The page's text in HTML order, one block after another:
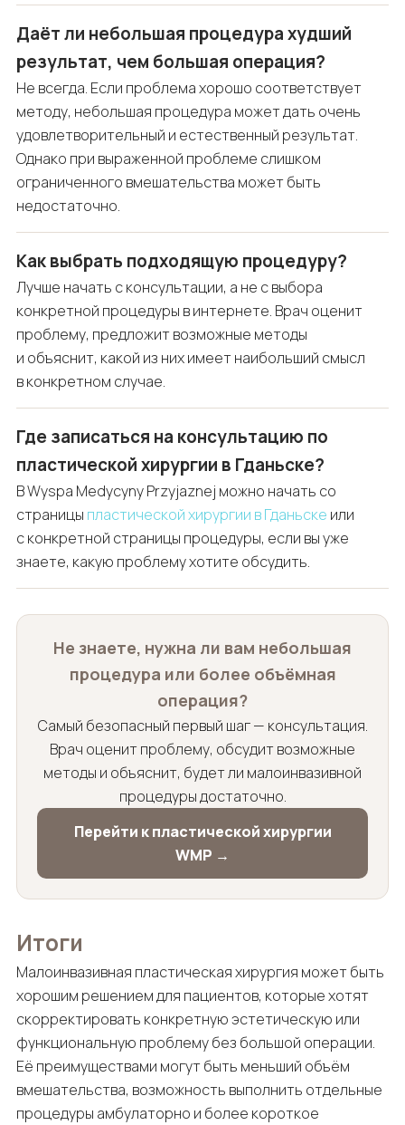
Даёт ли небольшая процедура худший
результат, чем большая операция?
Не всегда. Если проблема хорошо соответствует
методу, небольшая процедура может дать очень
удовлетворительный и естественный результат.
Однако при выраженной проблеме слишком
ограниченного вмешательства может быть
недостаточно.
Как выбрать подходящую процедуру?
Лучше начать с консультации, а не с выбора
конкретной процедуры в интернете. Врач оценит
проблему, предложит возможные методы
и объяснит, какой из них имеет наибольший смысл
в конкретном случае.
Где записаться на консультацию по
пластической хирургии в Гданьске?
В Wyspa Medycyny Przyjaznej можно начать со
страницы пластической хирургии в Гданьске или
с конкретной страницы процедуры, если вы уже
знаете, какую проблему хотите обсудить.
Не знаете, нужна ли вам небольшая
процедура или более объёмная
операция?
Самый безопасный первый шаг — консультация.
Врач оценит проблему, обсудит возможные
методы и объяснит, будет ли малоинвазивной
процедуры достаточно.
Перейти к пластической хирургии
WMP →
Итоги
Малоинвазивная пластическая хирургия может быть
хорошим решением для пациентов, которые хотят
скорректировать конкретную эстетическую или
функциональную проблему без большой операции.
Её преимуществами могут быть меньший объём
вмешательства, возможность выполнить отдельные
процедуры амбулаторно и более короткое